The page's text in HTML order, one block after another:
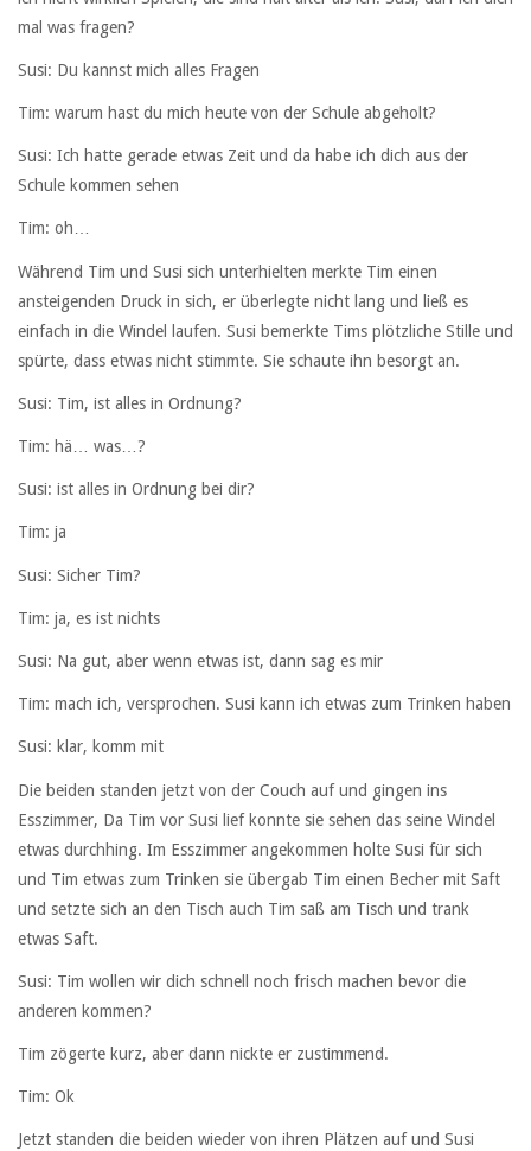
mal was fragen?
Susi: Du kannst mich alles Fragen
Tim: warum hast du mich heute von der Schule abgeholt?
Susi: Ich hatte gerade etwas Zeit und da habe ich dich aus der
Schule kommen sehen
Tim: oh…
Während Tim und Susi sich unterhielten merkte Tim einen
ansteigenden Druck in sich, er überlegte nicht lang und ließ es
einfach in die Windel laufen. Susi bemerkte Tims plötzliche Stille und
spürte, dass etwas nicht stimmte. Sie schaute ihn besorgt an.
Susi: Tim, ist alles in Ordnung?
Tim: hä… was…?
Susi: ist alles in Ordnung bei dir?
Tim: ja
Susi: Sicher Tim?
Tim: ja, es ist nichts
Susi: Na gut, aber wenn etwas ist, dann sag es mir
Tim: mach ich, versprochen. Susi kann ich etwas zum Trinken haben
Susi: klar, komm mit
Die beiden standen jetzt von der Couch auf und gingen ins
Esszimmer, Da Tim vor Susi lief konnte sie sehen das seine Windel
etwas durchhing. Im Esszimmer angekommen holte Susi für sich
und Tim etwas zum Trinken sie übergab Tim einen Becher mit Saft
und setzte sich an den Tisch auch Tim saß am Tisch und trank
etwas Saft.
Susi: Tim wollen wir dich schnell noch frisch machen bevor die
anderen kommen?
Tim zögerte kurz, aber dann nickte er zustimmend.
Tim: Ok
Jetzt standen die beiden wieder von ihren Plätzen auf und Susi